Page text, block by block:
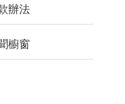
辦法
櫥窗